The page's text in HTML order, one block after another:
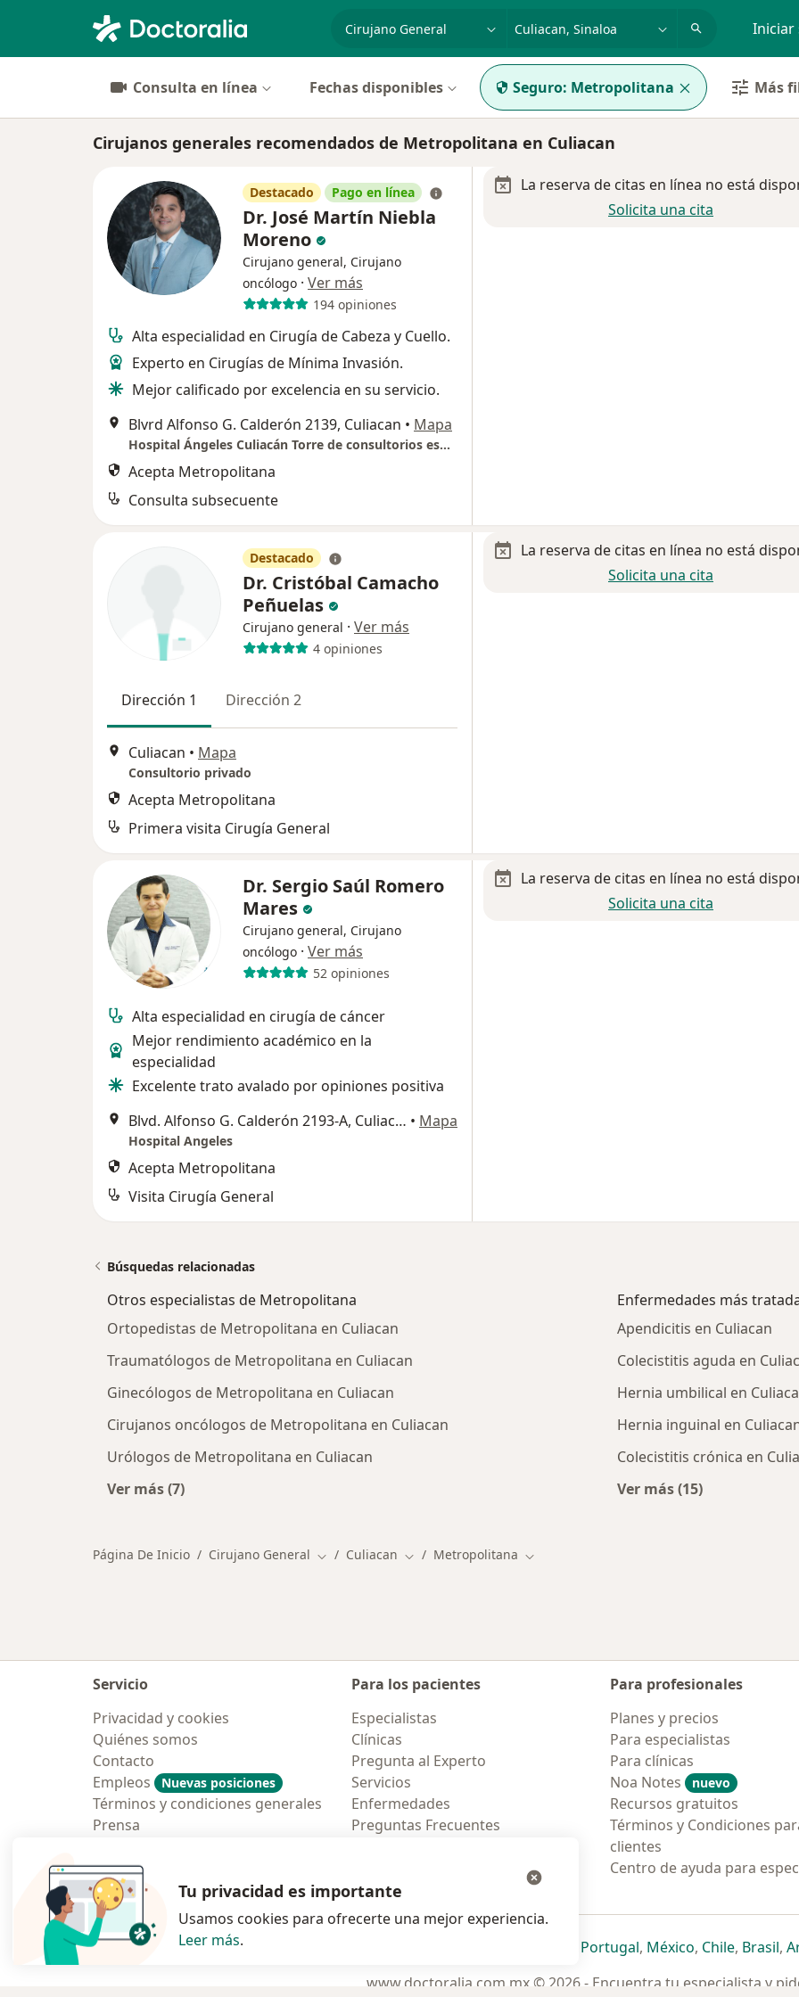
Iniciar
Consulta en línea Fechas disponibles Seguro: Metropolitana Más
Cirujanos generales recomendados de Metropolitana en Culiacan
Destacado Pago en línea
Dr. José Martín Niebla
Moreno
Cirujano general, Cirujano
oncólogo · Ver más
194 opiniones
Alta especialidad en Cirugía de Cabeza y Cuello.
Experto en Cirugías de Mínima Invasión.
Mejor calificado por excelencia en su servicio.
Blvrd Alfonso G. Calderón 2139, Culiacan • Mapa
Hospital Ángeles Culiacán Torre de consultorios especialidades
Acepta Metropolitana
Consulta subsecuente
La reserva de citas en línea no está
Solicita una cita
Destacado
Dr. Cristóbal Camacho
Peñuelas
Cirujano general · Ver más
4 opiniones
Dirección 1 Dirección 2
Culiacan • Mapa
Consultorio privado
Acepta Metropolitana
Primera visita Cirugía General
La reserva de citas en línea no está
Solicita una cita
Dr. Sergio Saúl Romero
Mares
Cirujano general, Cirujano
oncólogo · Ver más
52 opiniones
Alta especialidad en cirugía de cáncer
Mejor rendimiento académico en la
especialidad
Excelente trato avalado por opiniones positiva
Blvd. Alfonso G. Calderón 2193-A, Culiacan • Mapa
Hospital Angeles
Acepta Metropolitana
Visita Cirugía General
La reserva de citas en línea no está
Solicita una cita
Búsquedas relacionadas
Otros especialistas de Metropolitana
Ortopedistas de Metropolitana en Culiacan
Traumatólogos de Metropolitana en Culiacan
Ginecólogos de Metropolitana en Culiacan
Cirujanos oncólogos de Metropolitana en Culiacan
Urólogos de Metropolitana en Culiacan
Ver más (7)
Enfermedades más
Apendicitis en Culiacan
Colecistitis aguda en
Hernia umbilical en
Hernia inguinal en
Colecistitis crónica en
Ver más (15)
Página De Inicio Cirujano General Cambiar de ciudad
Culiacan Cambiar de ciudad
Metropolitana Cambiar de ciudad
Servicio
Privacidad y cookies
Quiénes somos
Contacto
Empleos
Nuevas posiciones
Términos y condiciones generales
Prensa
Para los pacientes
Especialistas
Clínicas
Pregunta al Experto
Servicios
Enfermedades
Preguntas Frecuentes
Para profesionales
Planes y precios
Para especialistas
Para clínicas
Noa Notes
nuevo
Recursos gratuitos
Términos y Condiciones
clientes
Centro de ayuda para
Polska se abre en una nueva pestaña
se abre en una nueva pestaña
se abre en una nueva pestaña
se abre en una nueva pestaña
Portugalse abre en una nueva
, Méxicose abre en una
, Chilese abre
, Brasilse
,
www.doctoralia.com.mx © 2026 - Encuentra tu especialista y
Tu privacidad es importante
Usamos cookies para ofrecerte una mejor experiencia.
Leer más.